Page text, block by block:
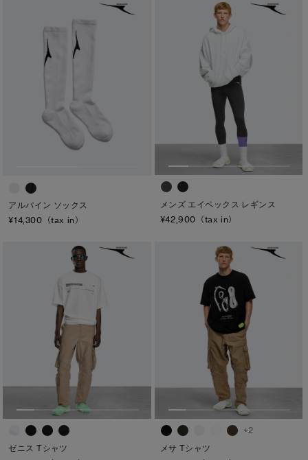
アルパイン ソックス
¥14,300（tax in）
メンズ エイペックス レギンス
¥42,900（tax in）
ゼニス Tシャツ
+2
メサ Tシャツ